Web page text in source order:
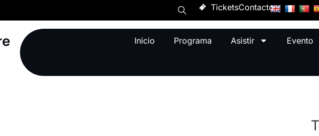
TicketsContacto
Inicio Programa Asistir Evento